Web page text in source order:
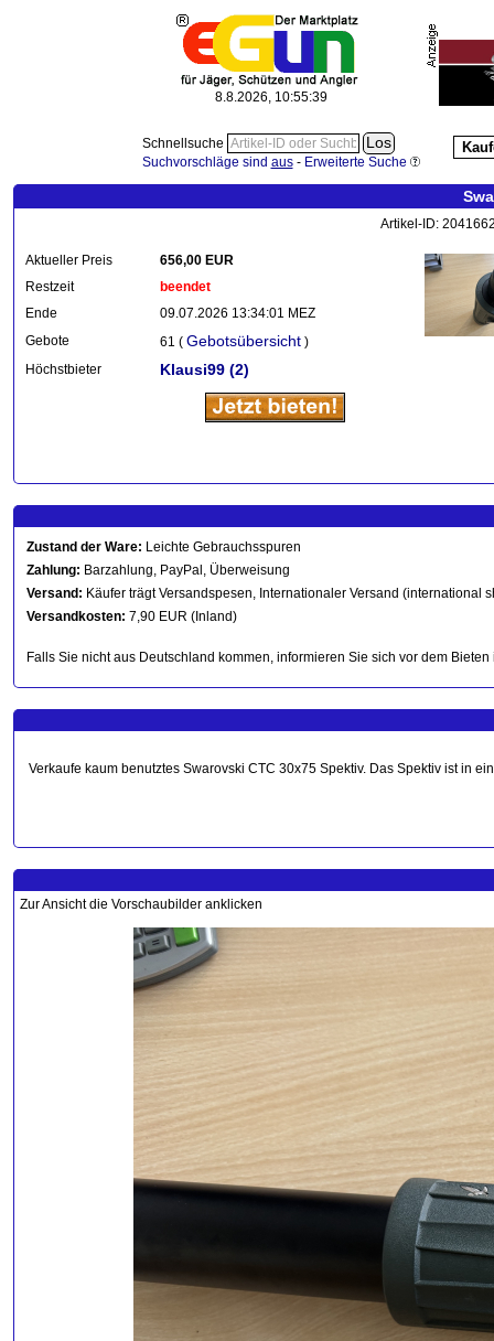
8.8.2026, 10:55:40
Schnellsuche
Suchvorschläge sind aus- Erweiterte Suche
Artikel-ID:
Aktueller Preis
656,00 EUR
Restzeit
beendet
Ende
09.07.2026 13:34:01 MEZ
Gebote
61 ( Gebotsübersicht )
Höchstbieter
Klausi99 (2)
Zustand der Ware: Leichte Gebrauchsspuren
Zahlung: Barzahlung, PayPal, Überweisung
Versand: Käufer trägt Versandspesen, Internationaler Versand (international
Versandkosten: 7,90 EUR (Inland)
Falls Sie nicht aus Deutschland kommen, informieren Sie sich vor dem
Verkaufe kaum benutztes Swarovski CTC 30x75 Spektiv. Das Spektiv ist in
Zur Ansicht die Vorschaubilder anklicken